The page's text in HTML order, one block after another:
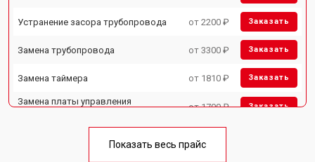
Устранение засора трубопровода от 2200 ₽ Заказать
Замена трубопровода от 3300 ₽ Заказать
Замена таймера от 1810 ₽ Заказать
Замена платы управления
от 1700 ₽ Заказать
Ремонт/замена датчика
Показать весь прайс